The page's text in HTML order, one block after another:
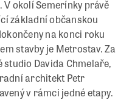
okolí Semerínky právě
základní občanskou
na konci roku
stavby je Metrostav. Za
Davida Chmelaře,
architekt Petr
v rámci jedné etapy.